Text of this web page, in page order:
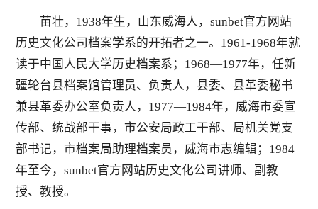
苗壮，1938年生，山东威海人，sunbet官方网站
历史文化公司档案学系的开拓者之一。1961-1968年就
读于中国人民大学历史档案系；1968—1977年，任新
疆轮台县档案馆管理员、负责人，县委、县革委秘书
兼县革委办公室负责人，1977—1984年，威海市委宣
传部、统战部干事，市公安局政工干部、局机关党支
部书记，市档案局助理档案员，威海市志编辑；1984
年至今，sunbet官方网站历史文化公司讲师、副教
授、教授。